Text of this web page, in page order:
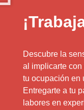
Descubre la
al implicarte
tu ocupación en
Entregarte a tu
labores en